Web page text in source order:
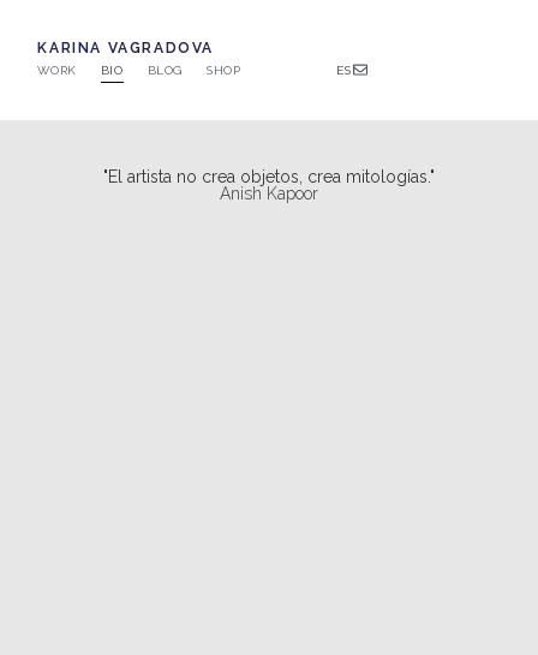
KARINA VAGRADOVA
WORK BIO BLOG SHOP ES
"El artista no crea objetos, crea mitologías."
Anish Kapoor